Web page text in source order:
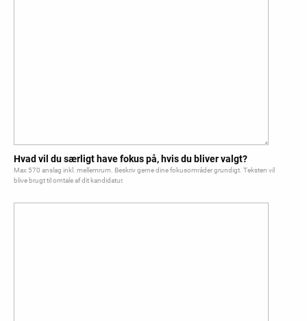
Hvad vil du særligt have fokus på, hvis du bliver valgt?
Max 570 anslag inkl. mellemrum. Beskriv gerne dine fokusområder grundigt. Teksten vil
blive brugt til omtale af dit kandidatur.